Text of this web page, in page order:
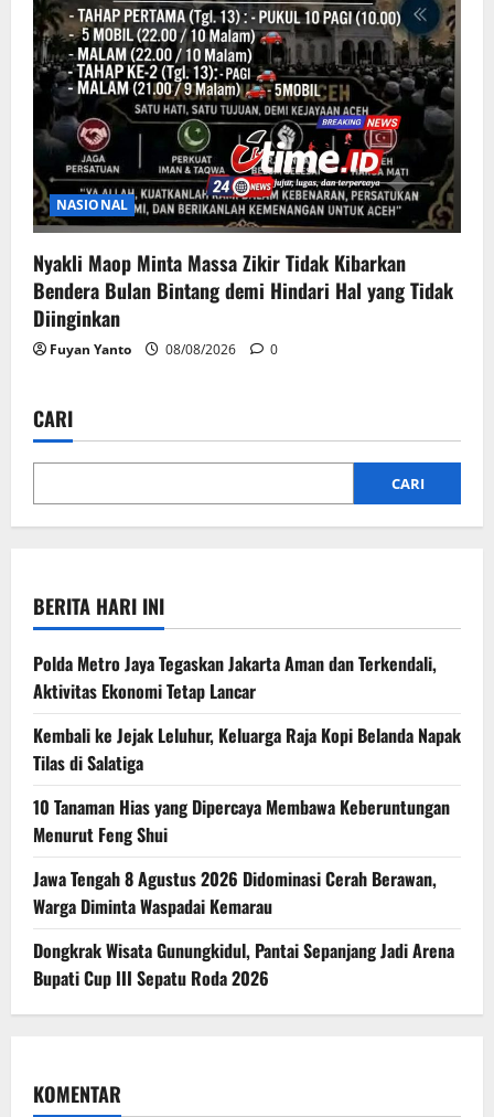
NASIONAL
Nyakli Maop Minta Massa Zikir Tidak Kibarkan
Bendera Bulan Bintang demi Hindari Hal yang Tidak
Diinginkan
Fuyan Yanto 08/08/2026 0
CARI
CARI
BERITA HARI INI
Polda Metro Jaya Tegaskan Jakarta Aman dan Terkendali,
Aktivitas Ekonomi Tetap Lancar
Kembali ke Jejak Leluhur, Keluarga Raja Kopi Belanda Napak
Tilas di Salatiga
10 Tanaman Hias yang Dipercaya Membawa Keberuntungan
Menurut Feng Shui
Jawa Tengah 8 Agustus 2026 Didominasi Cerah Berawan,
Warga Diminta Waspadai Kemarau
Dongkrak Wisata Gunungkidul, Pantai Sepanjang Jadi Arena
Bupati Cup III Sepatu Roda 2026
KOMENTAR